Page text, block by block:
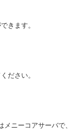
きます。
ださい。
ニーコアサーバで、